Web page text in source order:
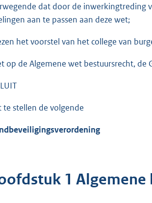
dat door de inwerkingtreding
aan te passen aan deze wet;
het voorstel van het college van
op de Algemene wet bestuursrecht,
te stellen de volgende
1 Algemene